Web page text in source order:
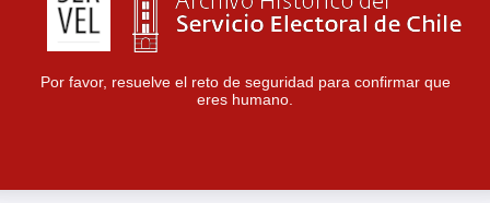
Por favor, resuelve el reto de seguridad para confirmar que
eres humano.